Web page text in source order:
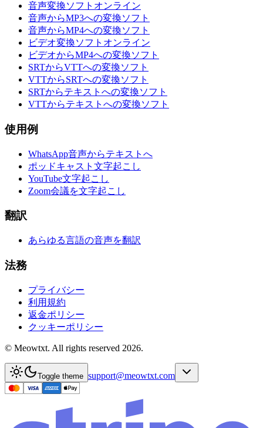
音声変換ソフトオンライン
音声からMP3への変換ソフト
音声からMP4への変換ソフト
ビデオ変換ソフトオンライン
ビデオからMP4への変換ソフト
SRTからVTTへの変換ソフト
VTTからSRTへの変換ソフト
SRTからテキストへの変換ソフト
VTTからテキストへの変換ソフト
使用例
WhatsApp音声からテキストへ
ポッドキャスト文字起こし
YouTube文字起こし
Zoom会議を文字起こし
翻訳
あらゆる言語の音声を翻訳
法務
プライバシー
利用規約
返金ポリシー
クッキーポリシー
© Meowtxt. All rights reserved 2026.
Toggle theme support@meowtxt.com